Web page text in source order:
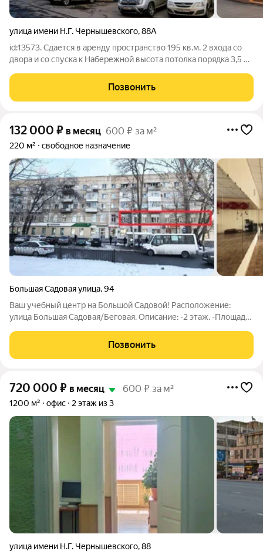
улица имени Н.Г. Чернышевского,88А
id:13573. Сдается в аренду пространство 195 кв.м. 2 входа со
двора и со спуска к Набережной высота потолка порядка 3,5 м
приточно-вытяжная вентиляция пожарная сигнализация
возможность организации
Позвонить
132 000 ₽ в месяц 600 ₽ за м²
220 м² свободное назначение
Большая Садовая улица,94
Ваш учебный центр на Большой Садовой! Расположение:
улица Большая Садовая/Беговая. Описание: -2 этаж. -Площадь
-Потолки: 3,2 м. -Индивидуальное отопление. -Эл. мощность
30 квт. -Помещение
Позвонить
720 000 ₽ в месяц 600 ₽ за м²
1200 м² офис 2 этаж из 3
улица имени Н.Г. Чернышевского,88